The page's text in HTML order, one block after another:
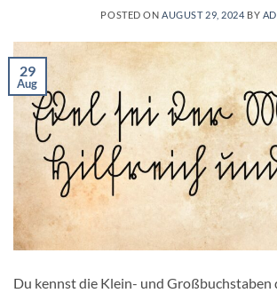
POSTED ONAUGUST 29, 2024 BY
29
Aug
Du kennst die Klein- und Großbuchstaben